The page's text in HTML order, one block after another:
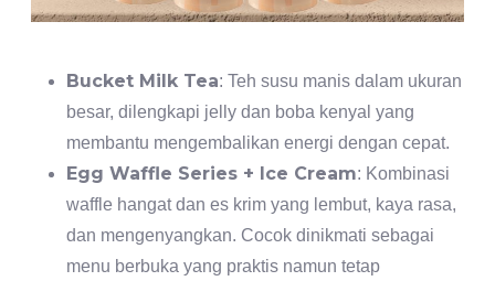
Bucket Milk Tea: Teh susu manis dalam ukuran
besar, dilengkapi jelly dan boba kenyal yang
membantu mengembalikan energi dengan cepat.
Egg Waffle Series + Ice Cream: Kombinasi
waffle hangat dan es krim yang lembut, kaya rasa,
dan mengenyangkan. Cocok dinikmati sebagai
menu berbuka yang praktis namun tetap